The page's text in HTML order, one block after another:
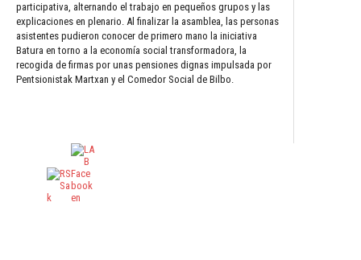
participativa, alternando el trabajo en pequeños grupos y las
explicaciones en plenario. Al finalizar la asamblea, las personas
asistentes pudieron conocer de primero mano la iniciativa
Batura en torno a la economía social transformadora, la
recogida de firmas por unas pensiones dignas impulsada por
Pentsionistak Martxan y el Comedor Social de Bilbo.